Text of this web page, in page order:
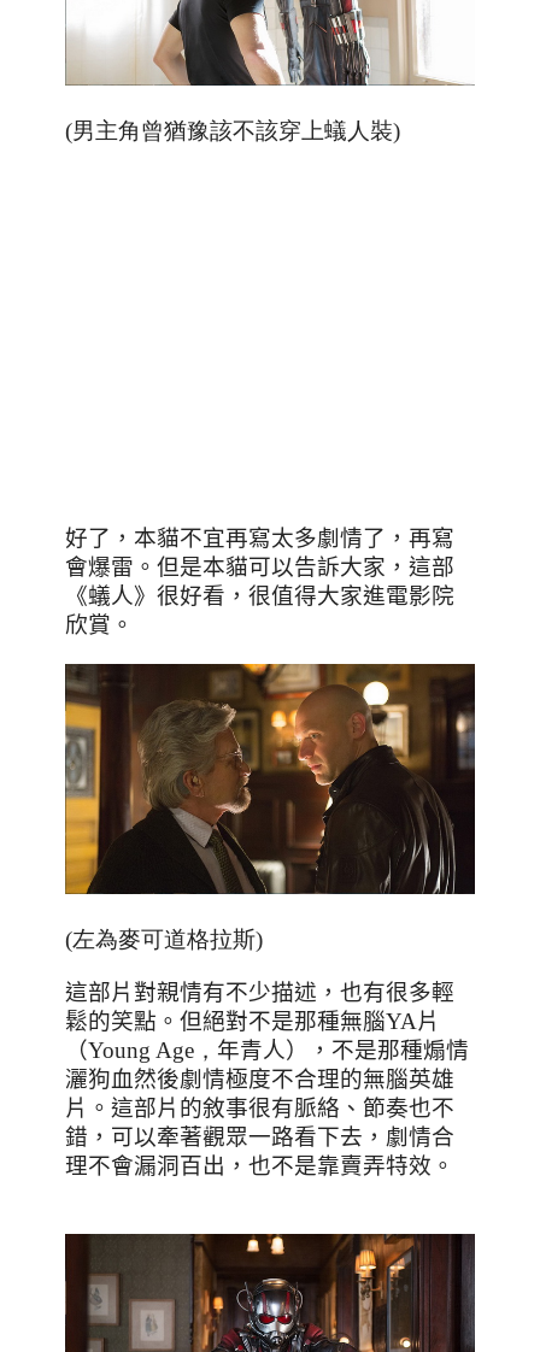
(男主角曾猶豫該不該穿上蟻人裝)
好了，本貓不宜再寫太多劇情了，再寫
會爆雷。但是本貓可以告訴大家，這部
《蟻人》很好看，很值得大家進電影院
欣賞。
(左為麥可道格拉斯)
這部片對親情有不少描述，也有很多輕
鬆的笑點。但絕對不是那種無腦YA片
（Young Age， 年青人），不是那種煽情
灑狗血然後劇情極度不合理的無腦英雄
片。這部片的敘事很有脈絡、節奏也不
錯，可以牽著觀眾一路看下去，劇情合
理不會漏洞百出，也不是靠賣弄特效。